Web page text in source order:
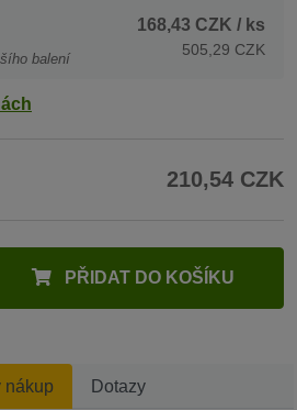
balení
168,43 CZK / ks
505,29 CZK
210,54 CZK
PŘIDAT DO KOŠÍKU
nákup Dotazy